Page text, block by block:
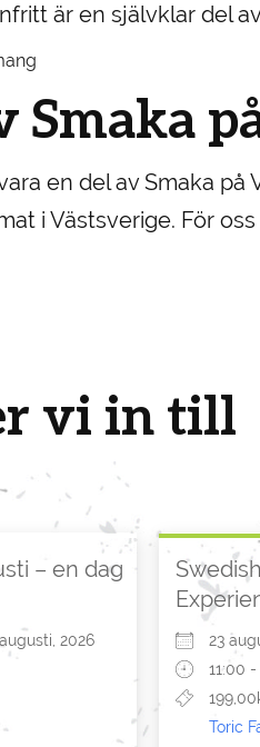
är en självklar del
Smaka
en del av Smaka
i Västsverige. För
vi in till
– en dag
2026
23
11:00 -
Toric